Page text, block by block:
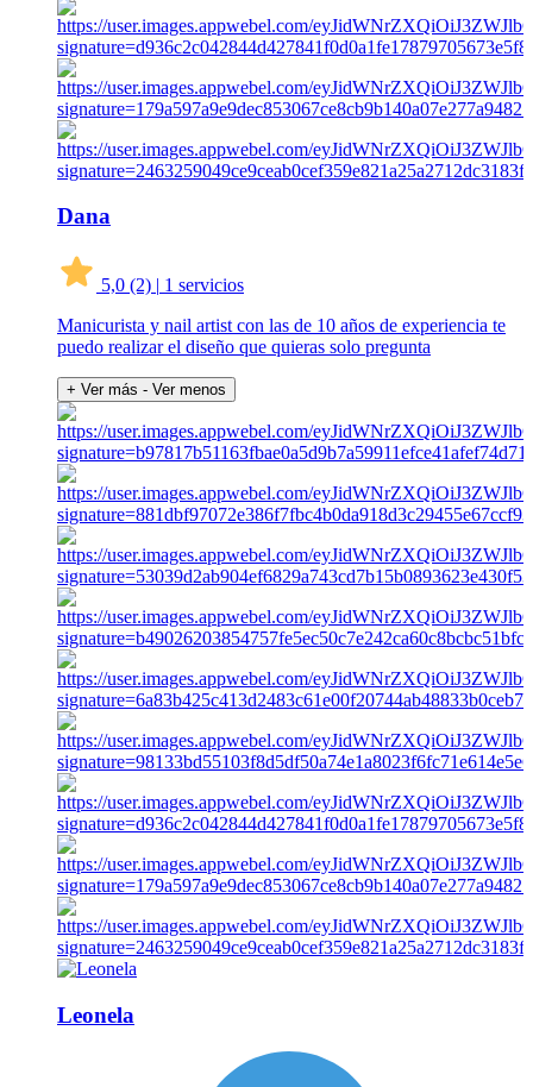
Dana
5,0 (2) | 1 servicios
Manicurista y nail artist con las de 10 años de experiencia te
puedo realizar el diseño que quieras solo pregunta
+ Ver más - Ver menos
Leonela